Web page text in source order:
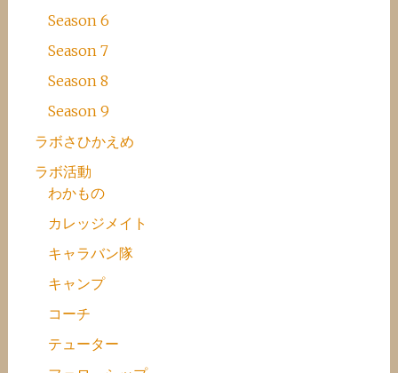
Season 6
Season 7
Season 8
Season 9
ラボさひかえめ
ラボ活動
わかもの
カレッジメイト
キャラバン隊
キャンプ
コーチ
テューター